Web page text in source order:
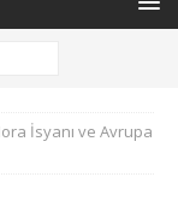
İsyanı ve Avrupa